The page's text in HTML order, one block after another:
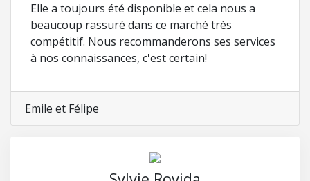
Elle a toujours été disponible et cela nous a
beaucoup rassuré dans ce marché très
compétitif. Nous recommanderons ses services
à nos connaissances, c'est certain!
Emile et Félipe